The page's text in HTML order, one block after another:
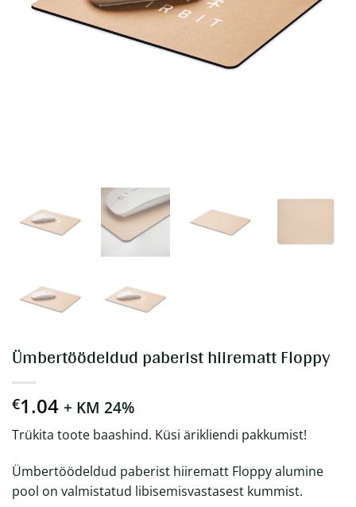
Ümbertöödeldud paberist hiirematt Floppy
€1.04 + KM 24%
Trükita toote baashind. Küsi ärikliendi pakkumist!
Ümbertöödeldud paberist hiirematt Floppy alumine
pool on valmistatud libisemisvastasest kummist.